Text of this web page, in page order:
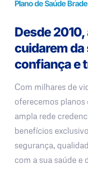
Plano de Saúde
Desde
cuidarem
confiança e
Com milhares de
oferecemos
ampla rede
benefícios
segurança,
com a sua saúde e